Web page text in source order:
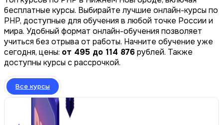
бесплатные курсы. Выбирайте лучшие онлайн-курсы по
PHP, доступные для обучения в любой точке России и
мира. Удобный формат онлайн-обучения позволяет
учиться без отрыва от работы. Начните обучение уже
сегодня, цены: от 495 до 114 876рублей. Также
доступны курсы с рассрочкой.
Все курсы